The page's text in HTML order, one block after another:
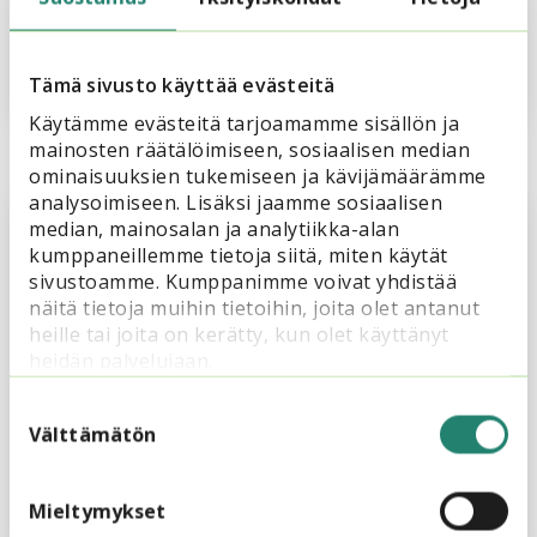
Tämä sivusto käyttää evästeitä
Käytämme evästeitä tarjoamamme sisällön ja
mainosten räätälöimiseen, sosiaalisen median
ominaisuuksien tukemiseen ja kävijämäärämme
analysoimiseen. Lisäksi jaamme sosiaalisen
median, mainosalan ja analytiikka-alan
kumppaneillemme tietoja siitä, miten käytät
sivustoamme. Kumppanimme voivat yhdistää
näitä tietoja muihin tietoihin, joita olet antanut
heille tai joita on kerätty, kun olet käyttänyt
valinta
Välttämätön
Mieltymykset
osallistu webinaariin 24.8.
Ilmastoahdistus voi keventyä tiedolla,